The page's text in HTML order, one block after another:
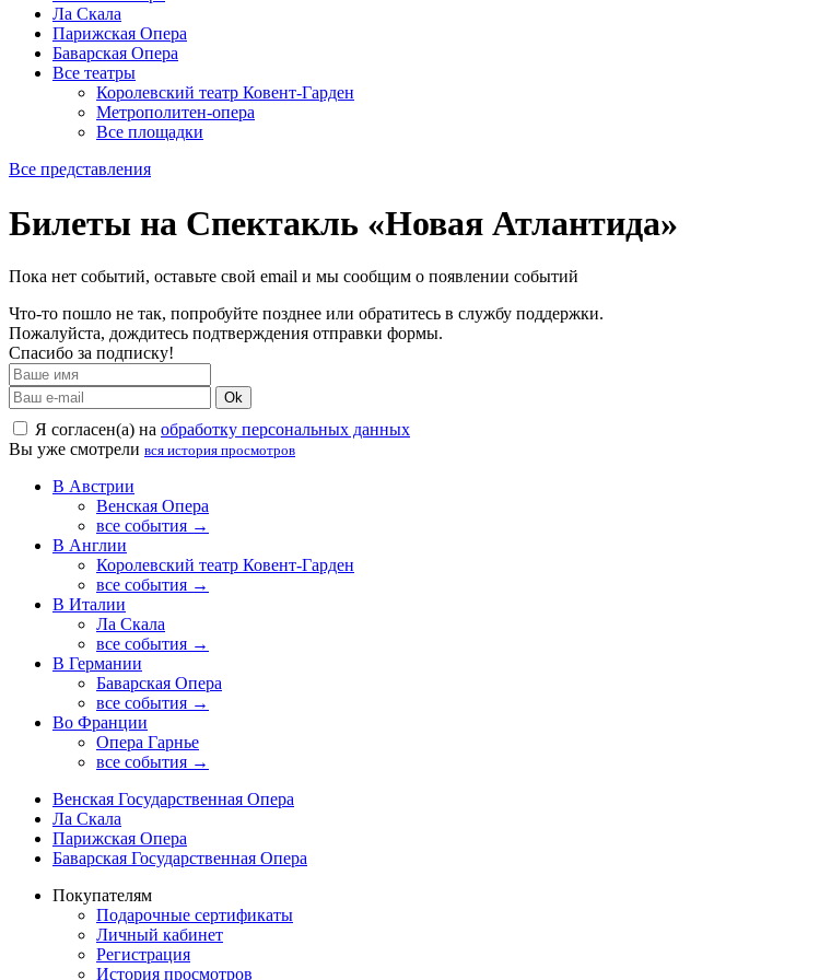
Ла Скала
Парижская Опера
Баварская Опера
Все театры
Королевский театр Ковент-Гарден
Метрополитен-опера
Все площадки
Все представления
Билеты на Спектакль «Новая Атлантида»
Пока нет событий, оставьте свой email и мы сообщим о появлении событий
Что-то пошло не так, попробуйте позднее или обратитесь в службу поддержки.
Пожалуйста, дождитесь подтверждения отправки формы.
Спасибо за подписку!
Ok
Я согласен(а) на обработку персональных данных
Вы уже смотрели вся история просмотров
В Австрии
Венская Опера
все события →
В Англии
Королевский театр Ковент-Гарден
все события →
В Италии
Ла Скала
все события →
В Германии
Баварская Опера
все события →
Во Франции
Опера Гарнье
все события →
Венская Государственная Опера
Ла Скала
Парижская Опера
Баварская Государственная Опера
Покупателям
Подарочные сертификаты
Личный кабинет
Регистрация
История просмотров